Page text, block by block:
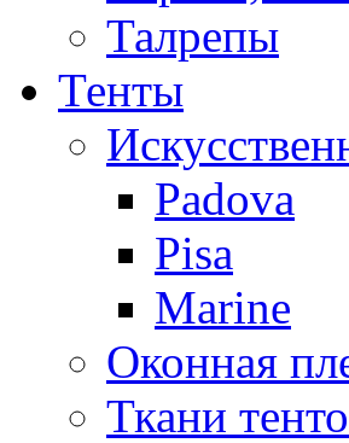
Талрепы
Тенты
Padova
Pisa
Marine
Оконная
Ткани